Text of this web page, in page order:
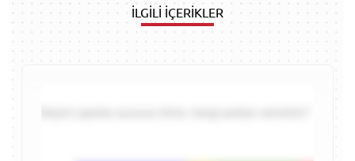
İLGİLİ İÇERİKLER